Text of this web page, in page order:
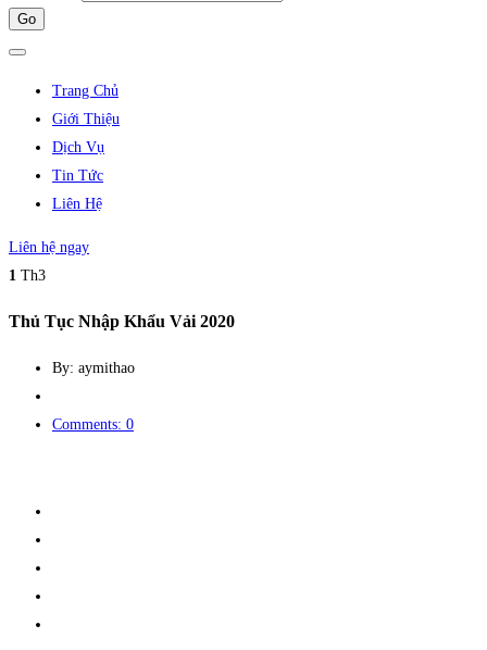
Trang Chủ
Giới Thiệu
Dịch Vụ
Tin Tức
Liên Hệ
Liên hệ ngay
1 Th3
Thủ Tục Nhập Khẩu Vải 2020
By: aymithao
Comments: 0